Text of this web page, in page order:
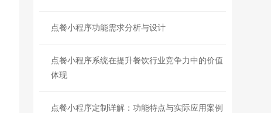
点餐小程序功能需求分析与设计
点餐小程序系统在提升餐饮行业竞争力中的价值
体现
点餐小程序定制详解：功能特点与实际应用案例